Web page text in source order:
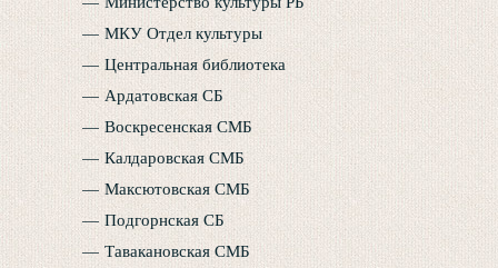
МКУ Отдел культуры
Центральная библиотека
Ардатовская СБ
Воскресенская СМБ
Калдаровская СМБ
Максютовская СМБ
Подгорнская СБ
Тавакановская СМБ